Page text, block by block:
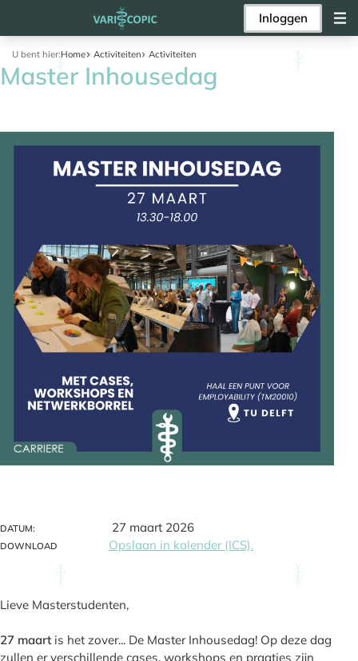
Inloggen
U bent hier:Home Activiteiten Activiteiten
Master Inhousedag
DATUM: 27 maart 2026
DOWNLOAD Opslaan in kalender (ICS).
Lieve Masterstudenten,
27 maart is het zover... De Master Inhousedag! Op deze dag
zullen er verschillende cases, workshops en praatjes zijn